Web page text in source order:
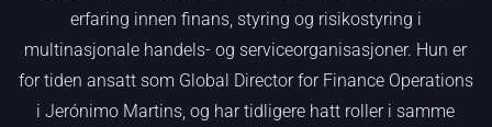
erfaring innen finans, styring og risikostyring i
multinasjonale handels- og serviceorganisasjoner. Hun er
for tiden ansatt som Global Director for Finance Operations
i Jerónimo Martins, og har tidligere hatt roller i samme